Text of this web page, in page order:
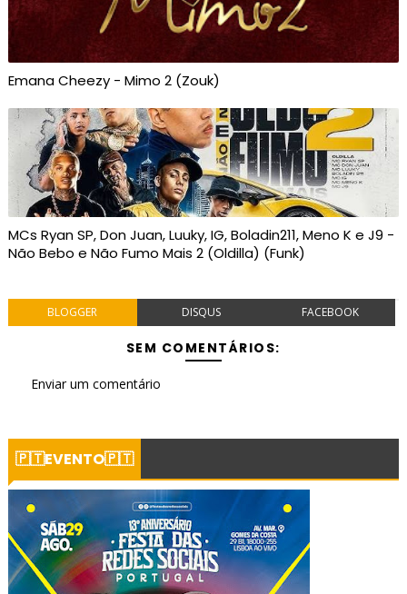
Emana Cheezy - Mimo 2 (Zouk)
MCs Ryan SP, Don Juan, Luuky, IG, Boladin211, Meno K e J9 -
Não Bebo e Não Fumo Mais 2 (Oldilla) (Funk)
BLOGGER DISQUS FACEBOOK
SEM COMENTÁRIOS:
Enviar um comentário
🇵🇹EVENTO🇵🇹